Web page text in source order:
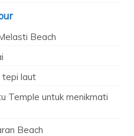
Beach
tepi laut
Temple untuk menikmati
Beach